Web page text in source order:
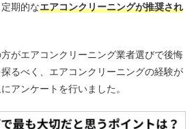
期的なエアコンクリーニングが推奨され
がエアコンクリーニング業者選びで後悔
るべく、エアコンクリーニングの経験が
アンケートを行いました。